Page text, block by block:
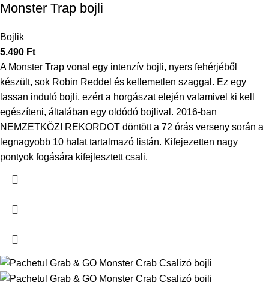
Monster Trap bojli
Bojlik
5.490 Ft
A Monster Trap vonal egy intenzív bojli, nyers fehérjéből
készült, sok Robin Reddel és kellemetlen szaggal. Ez egy
lassan induló bojli, ezért a horgászat elején valamivel ki kell
egészíteni, általában egy oldódó bojlival. 2016-ban
NEMZETKÖZI REKORDOT döntött a 72 órás verseny során a
legnagyobb 10 halat tartalmazó listán. Kifejezetten nagy
pontyok fogására kifejlesztett csali.